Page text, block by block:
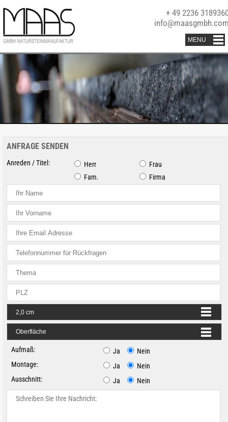
+ 49 2236
ANFRAGE SENDEN
Anreden / Titel: Herr
Frau
Fam.
Firma
Aufmaß: Ja
Nein
Montage:
Ja
Nein
Ausschnitt:
Ja Nein